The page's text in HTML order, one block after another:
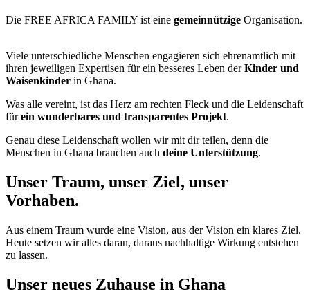
Die FREE AFRICA FAMILY ist eine gemeinnützige Organisation.
Viele unterschiedliche Menschen engagieren sich ehrenamtlich mit
ihren jeweiligen Expertisen für ein besseres Leben derKinder und
Waisenkinder in Ghana.
Was alle vereint, ist das Herz am rechten Fleck und die Leidenschaft
fürein wunderbares und transparentes Projekt.
Genau diese Leidenschaft wollen wir mit dir teilen, denn die
Menschen in Ghana brauchen auch deine Unterstützung.
Unser Traum, unser Ziel, unser
Vorhaben.
Aus einem Traum wurde eine Vision, aus der Vision ein klares Ziel.
Heute setzen wir alles daran, daraus nachhaltige Wirkung entstehen
zu lassen.
Unser neues Zuhause in Ghana